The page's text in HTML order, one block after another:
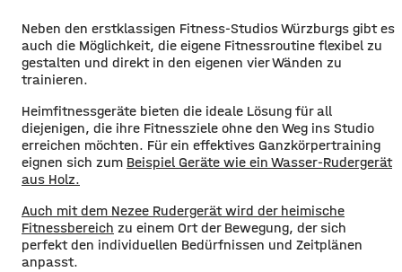
Neben den erstklassigen Fitness-Studios Würzburgs gibt es
auch die Möglichkeit, die eigene Fitnessroutine flexibel zu
gestalten und direkt in den eigenen vier Wänden zu
trainieren.
Heimfitnessgeräte bieten die ideale Lösung für all
diejenigen, die ihre Fitnessziele ohne den Weg ins Studio
erreichen möchten. Für ein effektives Ganzkörpertraining
eignen sich zum Beispiel Geräte wie ein Wasser-Rudergerät
aus Holz.
Auch mit dem Nezee Rudergerät wird der heimische
Fitnessbereich zu einem Ort der Bewegung, der sich
perfekt den individuellen Bedürfnissen und Zeitplänen
anpasst.